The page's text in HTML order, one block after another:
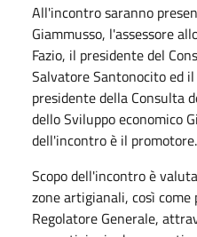
All'incontro saranno
Giammusso, l'assessore
Fazio, il presidente del
Salvatore Santonocito ed
presidente della Consulta
dello Sviluppo economico
dell'incontro è il promotore.
Scopo dell'incontro è
zone artigianali, così come
Regolatore Generale,